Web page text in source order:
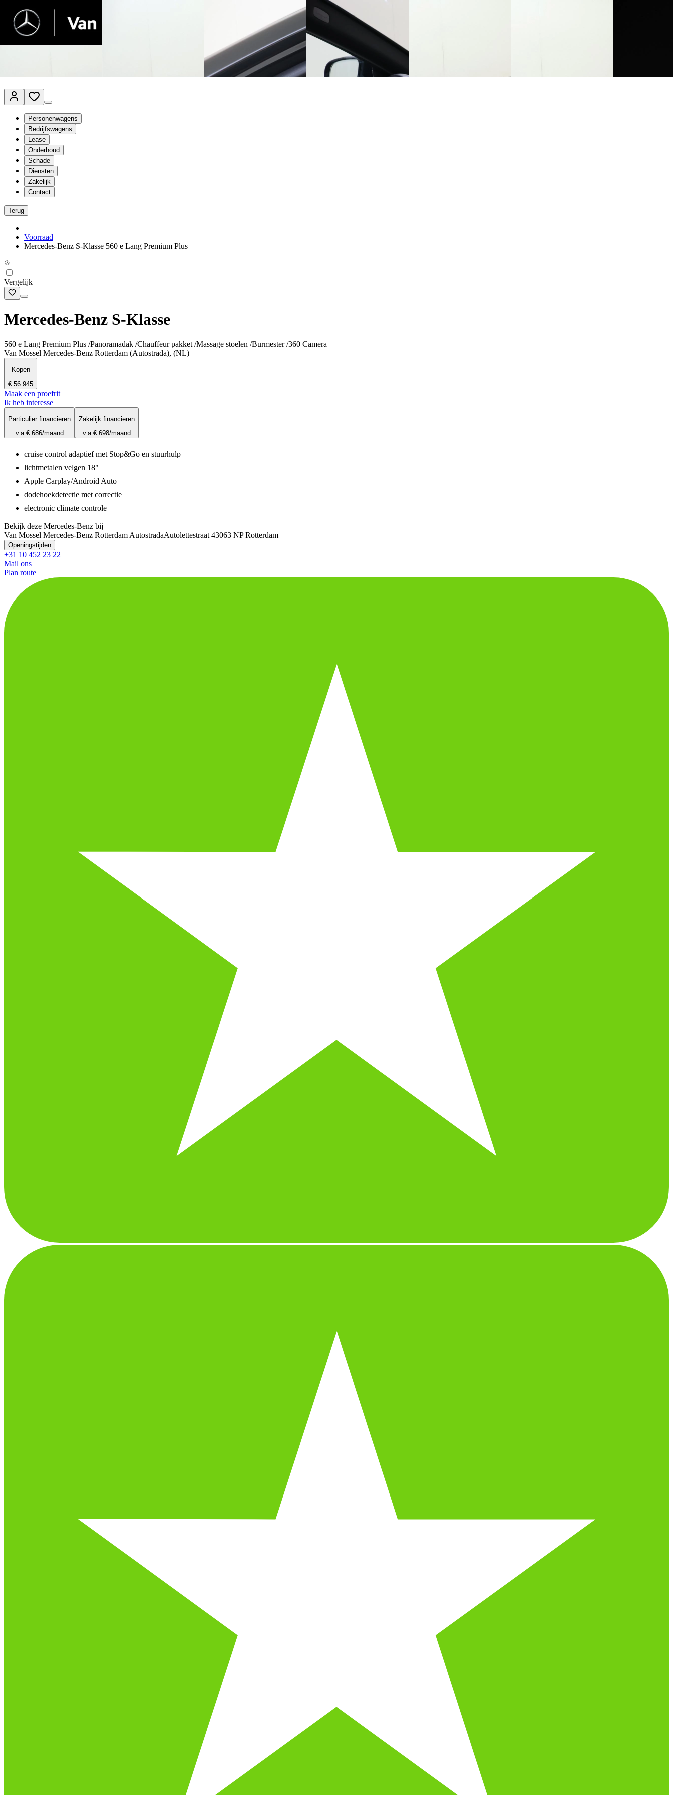
Van Mossel Automotive Group
Vestigingen
Werkplaatsplanner
Personenwagens
Bedrijfswagens
Lease
Onderhoud
Schade
Diensten
Zakelijk
Contact
Terug
Voorraad
Mercedes-Benz S-Klasse 560 e Lang Premium Plus
Vergelijk
Mercedes-Benz S-Klasse
560 e Lang Premium Plus /Panoramadak /Chauffeur pakket /Massage stoelen /Burmester /360 Camera
Van Mossel Mercedes-Benz Rotterdam (Autostrada), (NL)
Kopen
€ 56.945
Maak een proefrit
Ik heb interesse
Particulier financieren
v.a.€ 686/maand
Zakelijk financieren
v.a.€ 698/maand
cruise control adaptief met Stop&Go en stuurhulp
lichtmetalen velgen 18"
Apple Carplay/Android Auto
dodehoekdetectie met correctie
electronic climate controle
Bekijk deze Mercedes-Benz bij
Van Mossel Mercedes-Benz Rotterdam AutostradaAutolettestraat 43063 NP Rotterdam
Openingstijden
+31 10 452 23 22
Mail ons
Plan route